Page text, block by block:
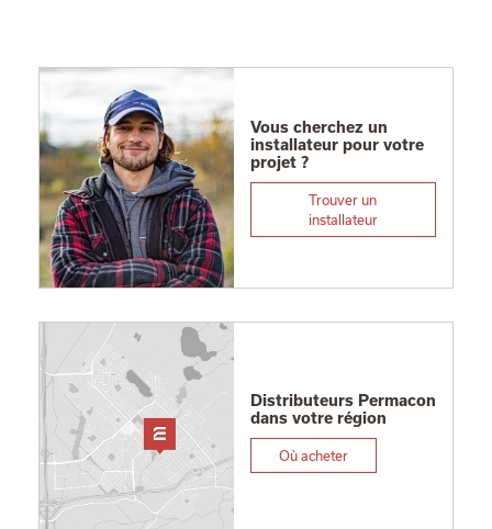
Vous cherchez un
installateur pour votre
projet ?
Trouver un
installateur
Distributeurs Permacon
dans votre région
Où acheter